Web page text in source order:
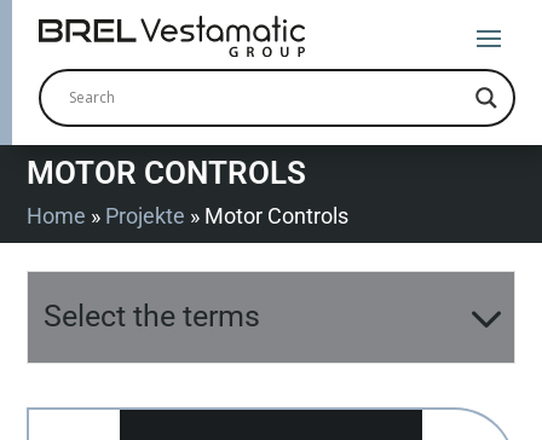
MOTOR CONTROLS
Home » Projekte » Motor Controls
Select the terms